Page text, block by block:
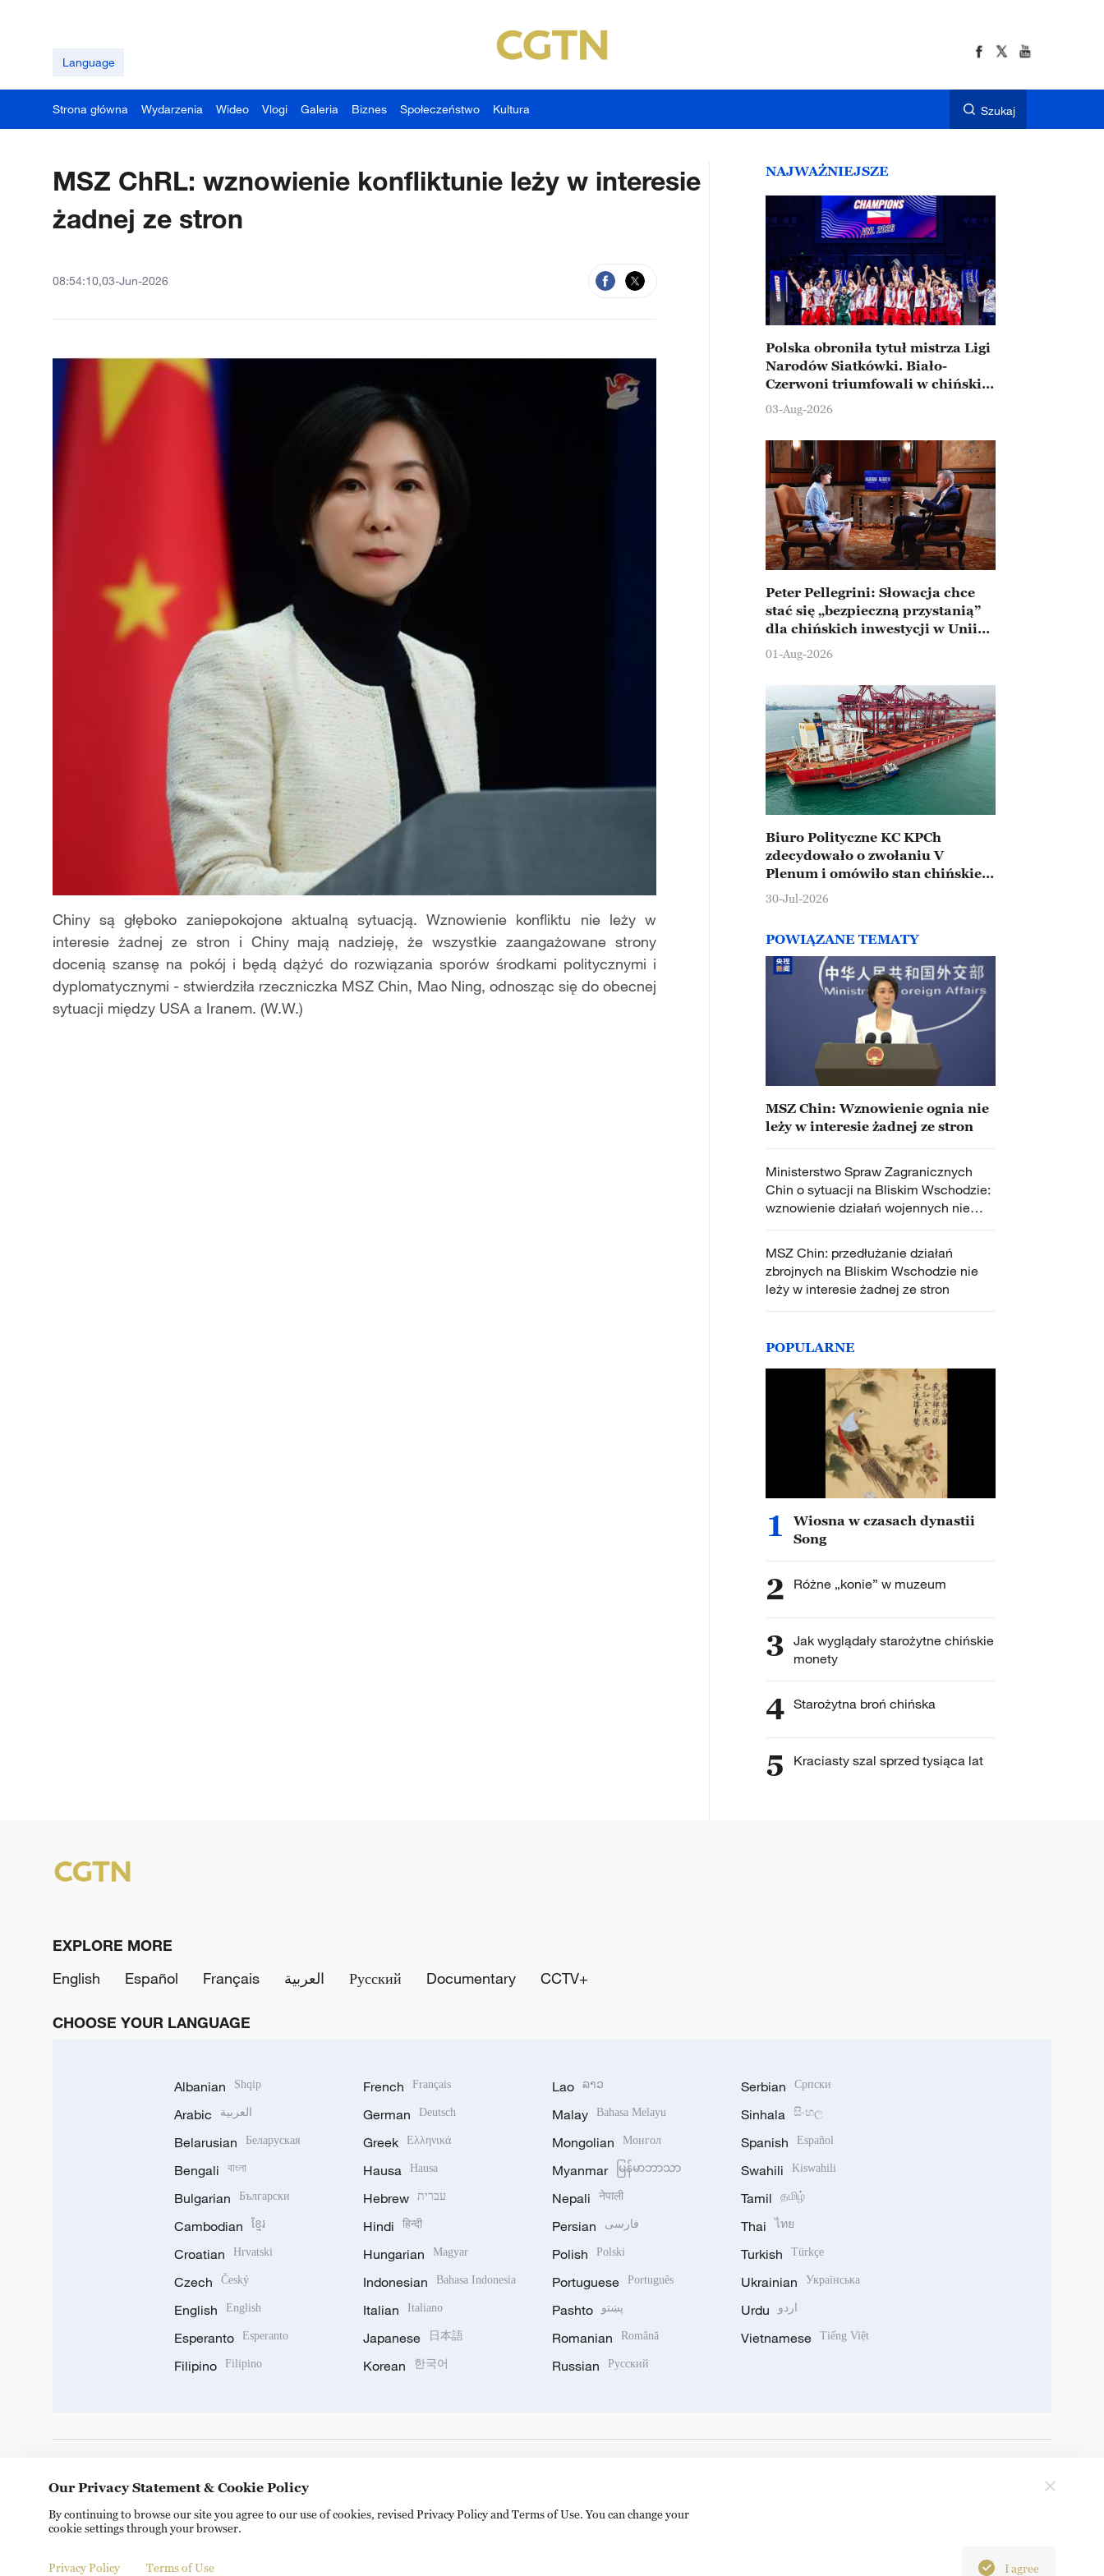
Language
Strona główna Wydarzenia Wideo Vlogi Galeria Biznes Społeczeństwo Kultura Szukaj
MSZ ChRL: wznowienie konfliktunie leży w interesie
żadnej ze stron
08:54:10,03-Jun-2026
Chiny są głęboko zaniepokojone aktualną sytuacją. Wznowienie konfliktu nie leży w
interesie żadnej ze stron i Chiny mają nadzieję, że wszystkie zaangażowane strony
docenią szansę na pokój i będą dążyć do rozwiązania sporów środkami politycznymi i
dyplomatycznymi - stwierdziła rzeczniczka MSZ Chin, Mao Ning, odnosząc się do obecnej
sytuacji między USA a Iranem. (W.W.)
NAJWAŻNIEJSZE
Polska obroniła tytuł mistrza Ligi
Narodów Siatkówki. Biało-
Czerwoni triumfowali w chińskim
Ningbo
03-Aug-2026
Peter Pellegrini: Słowacja chce
stać się „bezpieczną przystanią”
dla chińskich inwestycji w Unii
Europejskiej
01-Aug-2026
Biuro Polityczne KC KPCh
zdecydowało o zwołaniu V
Plenum i omówiło stan chińskiej
gospodarki
30-Jul-2026
POWIĄZANE TEMATY
MSZ Chin: Wznowienie ognia nie
leży w interesie żadnej ze stron
Ministerstwo Spraw Zagranicznych
Chin o sytuacji na Bliskim Wschodzie:
wznowienie działań wojennych nie
leży w interesie żadnej ze stron
MSZ Chin: przedłużanie działań
zbrojnych na Bliskim Wschodzie nie
leży w interesie żadnej ze stron
POPULARNE
1
Wiosna w czasach dynastii
Song
2 Różne „konie” w muzeum
3 Jak wyglądały starożytne chińskie
monety
4 Starożytna broń chińska
5 Kraciasty szal sprzed tysiąca lat
EXPLORE MORE
English
Español Français العربية Русский Documentary CCTV+
CHOOSE YOUR LANGUAGE
Albanian Shqip
Arabic العربية
Belarusian Беларуская
Bengali বাংলা
Bulgarian Български
Cambodian ខ្មែរ
Croatian Hrvatski
Czech Český
English English
Esperanto Esperanto
Filipino Filipino
French Français
German Deutsch
Greek Ελληνικά
Hausa Hausa
Hebrew עברית
Hindi हिन्दी
Hungarian Magyar
Indonesian Bahasa Indonesia
Italian Italiano
Japanese 日本語
Korean 한국어
Lao ລາວ
Malay Bahasa Melayu
Mongolian Монгол
Myanmar မြန်မာဘာသာ
Nepali नेपाली
Persian فارسی
Polish Polski
Portuguese Português
Pashto پښتو
Romanian Română
Russian Русский
Serbian Српски
Sinhala සිංහල
Spanish Español
Swahili Kiswahili
Tamil தமிழ்
Thai ไทย
Turkish Türkçe
Ukrainian Українська
Urdu اردو
Vietnamese Tiếng Việt
Copyright © 2024 CGTN. 京ICP备20000184号
Our Privacy Statement & Cookie Policy
By continuing to browse our site you agree to our use of cookies, revised Privacy Policy and Terms of Use. You can change your
cookie settings through your browser.
Privacy Policy Terms of Use I agree